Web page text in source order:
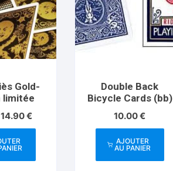
Gold-
limitée
Le
prix
initial
était :
14.90€Le
prix
14.90 €.
Double Back
Bicycle Cards (bb)
10.00€
AJOUTER
AU PANIER